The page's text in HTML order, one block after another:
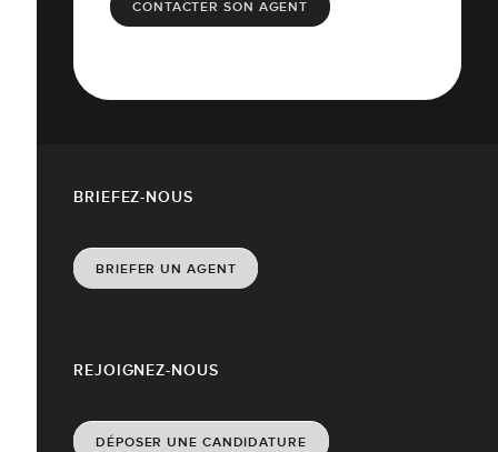
CONTACTER SON AGENT
REJOIGNEZ-NOUS
DÉPOSER UNE CANDIDATURE
BRIEFEZ-NOUS
BRIEFER UN AGENT